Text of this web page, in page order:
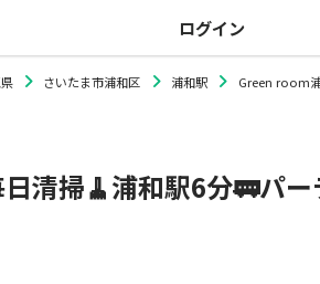
ログイン
さいたま市浦和区 浦和駅 Green room
清掃🧹浦和駅6分🚃パ